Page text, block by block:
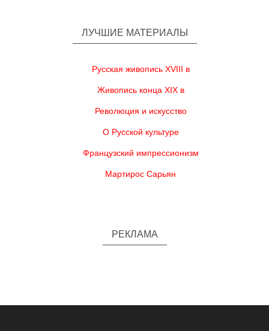
ЛУЧШИЕ МАТЕРИАЛЫ
Русская живопись XVIII в
Живопись конца XIX в
Революция и искусство
О Русской культуре
Французский импрессионизм
Мартирос Сарьян
РЕКЛАМА